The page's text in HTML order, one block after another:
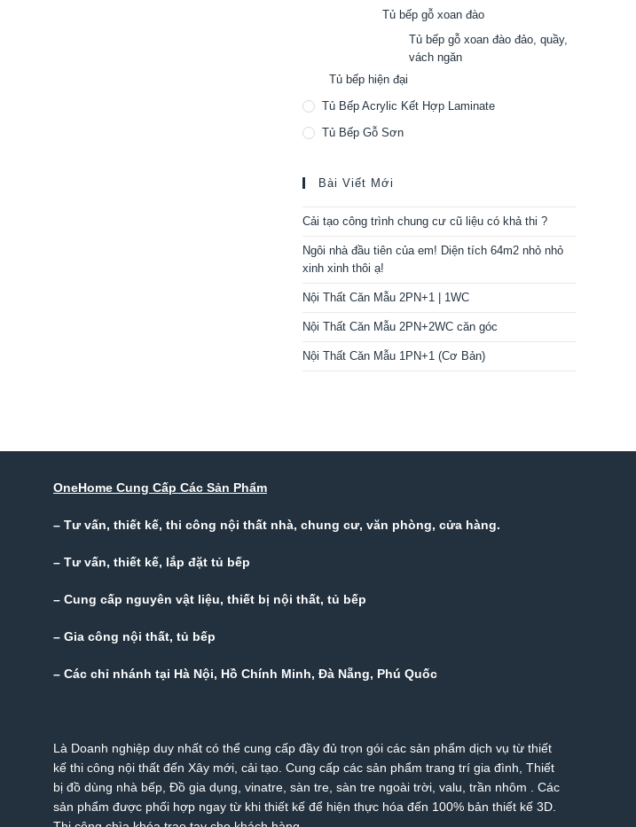
Tủ bếp gỗ xoan đào
Tủ bếp gỗ xoan đào đảo, quầy,
vách ngăn
Tủ bếp hiện đại
Tủ Bếp Acrylic Kết Hợp Laminate
Tủ Bếp Gỗ Sơn
Bài Viết Mới
Cải tạo công trình chung cư cũ liệu có khả thi ?
Ngôi nhà đầu tiên của em! Diện tích 64m2 nhỏ nhỏ
xinh xinh thôi ạ!
Nội Thất Căn Mẫu 2PN+1 | 1WC
Nội Thất Căn Mẫu 2PN+2WC căn góc
Nội Thất Căn Mẫu 1PN+1 (Cơ Bản)
OneHome Cung Cấp Các Sản Phẩm
– Tư vấn, thiết kế, thi công nội thất nhà, chung cư, văn phòng, cửa hàng.
– Tư vấn, thiết kế, lắp đặt tủ bếp
– Cung cấp nguyên vật liệu, thiết bị nội thất, tủ bếp
– Gia công nội thất, tủ bếp
– Các chỉ nhánh tại Hà Nội, Hồ Chính Minh, Đà Nẵng, Phú Quốc
Là Doanh nghiệp duy nhất có thể cung cấp đầy đủ trọn gói các sản phẩm dịch vụ từ thiết
kế thi công nội thất đến Xây mới, cải tạo. Cung cấp các sản phẩm trang trí gia đình, Thiết
bị đồ dùng nhà bếp, Đồ gia dụng, vinatre sàn tre sàn tre ngoài trời valu trần nhôm . Các
sản phẩm được phối hợp ngay từ khi thiết kế để hiện thực hóa đến 100% bản thiết kế 3D.